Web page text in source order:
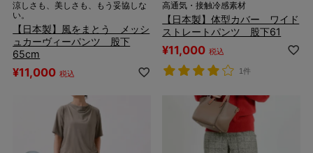
涼しさも、美しさも、もう妥協しな
い。
【日本製】風をまとう メッシ
ュカーヴィーパンツ 股下
65cm
¥11,000 税込
高通気・接触冷感素材
【日本製】体型カバー ワイド
ストレートパンツ 股下61
¥11,000 税込
1件